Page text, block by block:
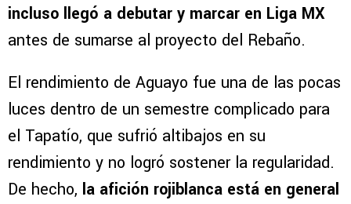
incluso llegó a debutar y marcar en Liga MX
antes de sumarse al proyecto del Rebaño.
El rendimiento de Aguayo fue una de las pocas
luces dentro de un semestre complicado para
el Tapatío, que sufrió altibajos en su
rendimiento y no logró sostener la regularidad.
De hecho, la afición rojiblanca está en general